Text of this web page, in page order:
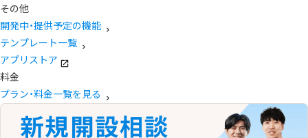
その他
開発中・提供予定の機能
テンプレート一覧
アプリストア
料金
プラン・料金一覧を見る